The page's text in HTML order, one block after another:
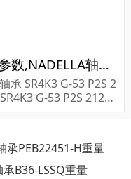
SR4K3 G-53 P2S 21294轴承参数,NADELLA轴承SR4K3 G-53 P2S 21294重量
承 SR4K3 G-53 P2S 2
G-53 P2S 21294
承PEB22451-H重量
B36-LSSQ重量